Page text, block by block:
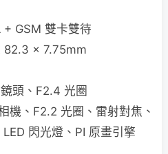
+ GSM 雙卡雙待
82.3 x 7.75mm
頭、F2.4 光圈
機、F2.2 光圈、雷射對焦、
閃光燈、PI 原畫引擎